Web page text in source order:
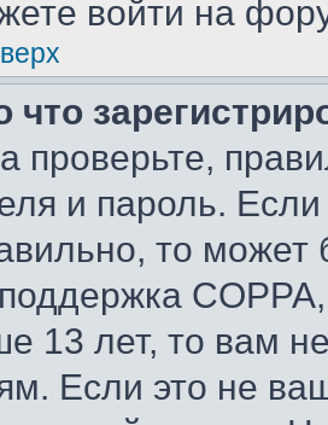
войти на
что
проверьте,
и пароль.
то может
13 лет, то вам
Если это не